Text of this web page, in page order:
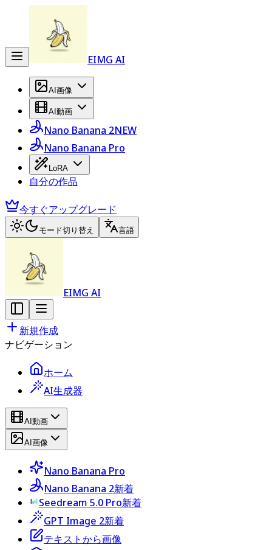
EIMG AI
AI画像
AI動画
Nano Banana 2NEW
Nano Banana Pro
LoRA
自分の作品
今すぐアップグレード
モード切り替え 言語
EIMG AI
新規作成
ナビゲーション
ホーム
AI生成器
AI動画
AI画像
Nano Banana Pro
Nano Banana 2新着
Seedream 5.0 Pro新着
GPT Image 2新着
テキストから画像